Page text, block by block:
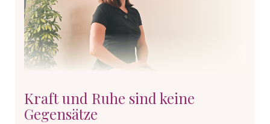
Kraft und Ruhe sind keine
Gegensätze